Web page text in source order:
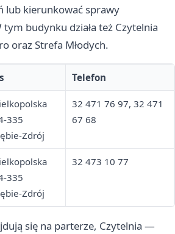
lub kierunkować sprawy
budynku działa też Czytelnia
oraz Strefa Młodych.
Telefon
335
Zdrój
32 471 76 97, 32 471
67 68
335
Zdrój
32 473 10 77
się na parterze, Czytelnia —